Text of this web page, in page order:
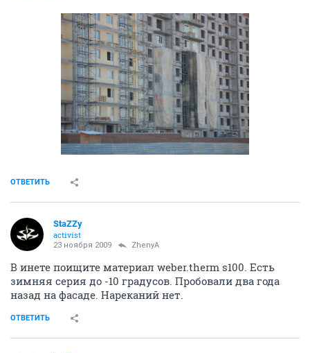
ОТВЕТИТЬ
StaZZy
activist
23 ноября 2009 ZhenyA
В инете поищите материал weber.therm s100. Есть
зимняя серия до -10 градусов. Пробовали два года
назад на фасаде. Нареканий нет.
ОТВЕТИТЬ